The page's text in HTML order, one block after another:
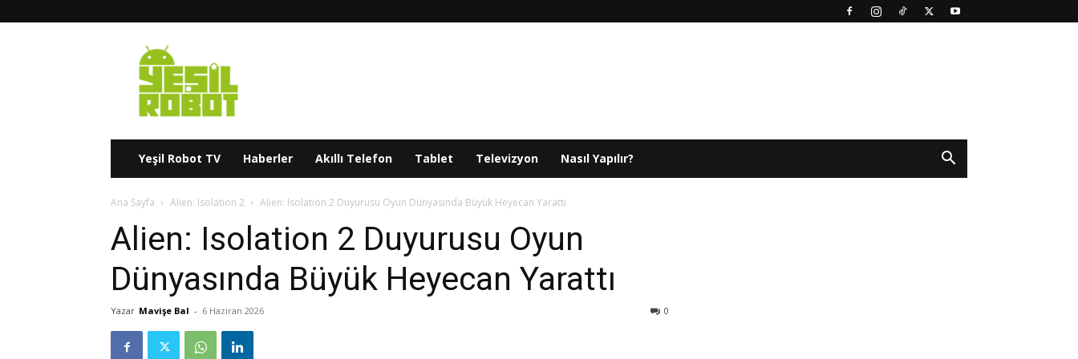
Yeşil
Robot
Yeşil Robot TV Haberler Akıllı Telefon Tablet Televizyon Nasıl Yapılır?
Ana Sayfa Alien: Isolation 2 Alien: Isolation 2 Duyurusu Oyun Dünyasında Büyük Heyecan Yarattı
Alien: Isolation 2 Duyurusu Oyun
Dünyasında Büyük Heyecan Yarattı
Yazar Mavişe Bal - 6 Haziran 2026 0